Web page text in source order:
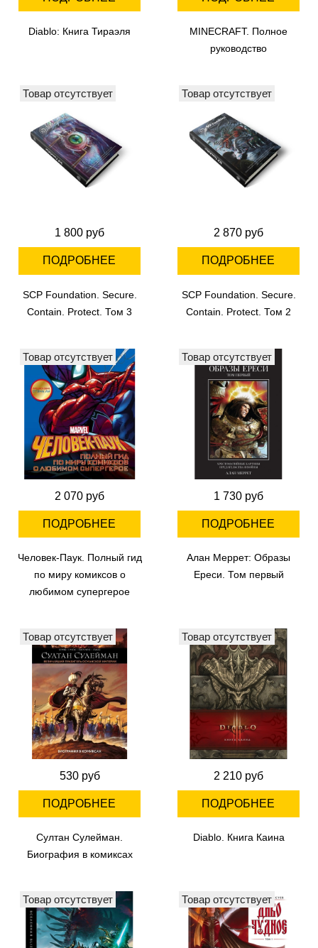
Diablo: Книга Тираэля
MINECRAFT. Полное
руководство
Товар отсутствует
1 800 руб
ПОДРОБНЕЕ
SCP Foundation. Secure.
Contain. Protect. Том 3
Товар отсутствует
2 870 руб
ПОДРОБНЕЕ
SCP Foundation. Secure.
Contain. Protect. Том 2
Товар отсутствует
2 070 руб
ПОДРОБНЕЕ
Человек-Паук. Полный гид
по миру комиксов о
любимом супергерое
Товар отсутствует
1 730 руб
ПОДРОБНЕЕ
Алан Меррет: Образы
Ереси. Том первый
Товар отсутствует
530 руб
ПОДРОБНЕЕ
Султан Сулейман.
Биография в комиксах
Товар отсутствует
2 210 руб
ПОДРОБНЕЕ
Diablo. Книга Каина
Товар отсутствует Товар отсутствует